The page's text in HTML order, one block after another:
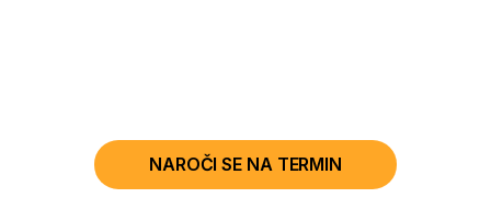
NAROČI SE NA TERMIN